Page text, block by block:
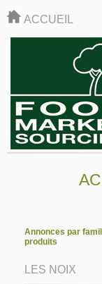
ACCUEIL
Annonces par
produits
LES NOIX